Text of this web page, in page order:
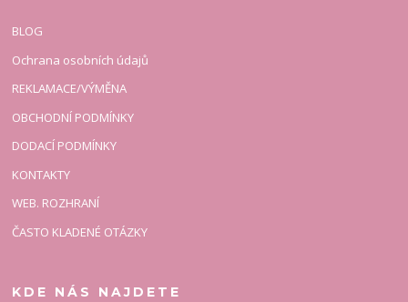
BLOG
Ochrana osobních údajů
REKLAMACE/VÝMĚNA
OBCHODNÍ PODMÍNKY
DODACÍ PODMÍNKY
KONTAKTY
WEB. ROZHRANÍ
ČASTO KLADENÉ OTÁZKY
KDE NÁS NAJDETE